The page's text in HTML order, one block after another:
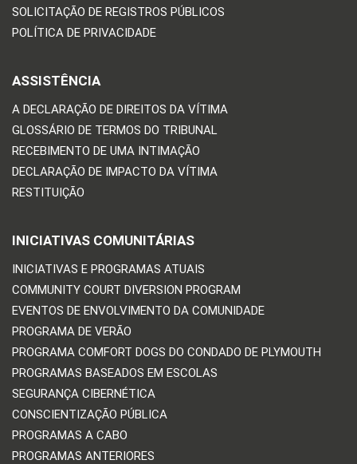
SOLICITAÇÃO DE REGISTROS PÚBLICOS
POLÍTICA DE PRIVACIDADE
ASSISTÊNCIA
A DECLARAÇÃO DE DIREITOS DA VÍTIMA
GLOSSÁRIO DE TERMOS DO TRIBUNAL
RECEBIMENTO DE UMA INTIMAÇÃO
DECLARAÇÃO DE IMPACTO DA VÍTIMA
RESTITUIÇÃO
INICIATIVAS COMUNITÁRIAS
INICIATIVAS E PROGRAMAS ATUAIS
COMMUNITY COURT DIVERSION PROGRAM
EVENTOS DE ENVOLVIMENTO DA COMUNIDADE
PROGRAMA DE VERÃO
PROGRAMA COMFORT DOGS DO CONDADO DE PLYMOUTH
PROGRAMAS BASEADOS EM ESCOLAS
SEGURANÇA CIBERNÉTICA
CONSCIENTIZAÇÃO PÚBLICA
PROGRAMAS A CABO
PROGRAMAS ANTERIORES